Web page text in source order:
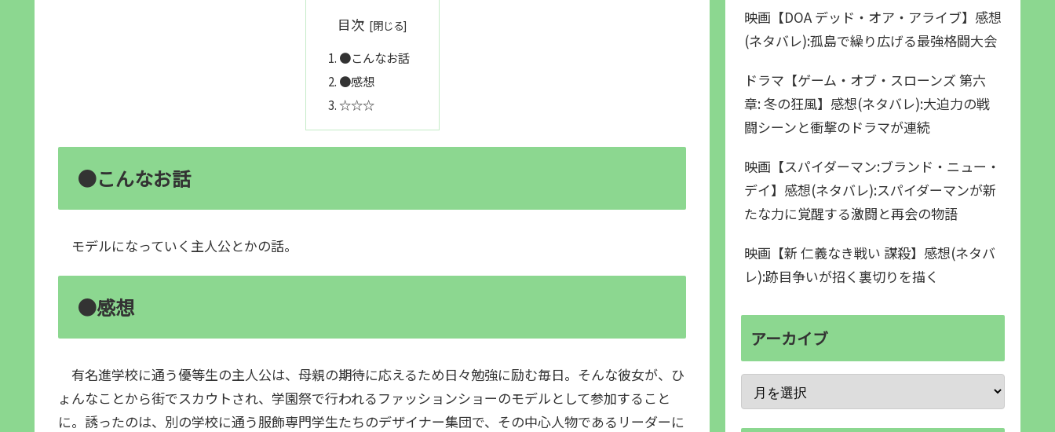
目次
●こんなお話
●感想
☆☆☆
●こんなお話
モデルになっていく主人公とかの話。
●感想
有名進学校に通う優等生の主人公は、母親の期待に応えるため日々勉強に励む毎日。そんな彼女が、ひ
ょんなことから街でスカウトされ、学園祭で行われるファッションショーのモデルとして参加すること
に。誘ったのは、別の学校に通う服飾専門学生たちのデザイナー集団で、その中心人物であるリーダーに
映画【DOA デッド・オア・アライブ】感想
(ネタバレ):孤島で繰り広げる最強格闘大会
ドラマ【ゲーム・オブ・スローンズ 第六
章: 冬の狂風】感想(ネタバレ):大迫力の戦
闘シーンと衝撃のドラマが連続
映画【スパイダーマン:ブランド・ニュー・
デイ】感想(ネタバレ):スパイダーマンが新
たな力に覚醒する激闘と再会の物語
映画【新 仁義なき戦い 謀殺】感想(ネタバ
レ):跡目争いが招く裏切りを描く
アーカイブ